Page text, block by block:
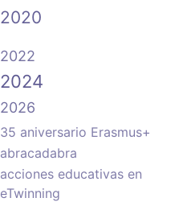
2020
2022
2024
2026
35 aniversario Erasmus+
abracadabra
acciones educativas en
eTwinning